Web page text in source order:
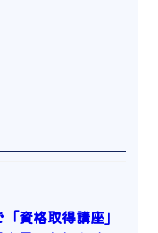
資格取得講座」